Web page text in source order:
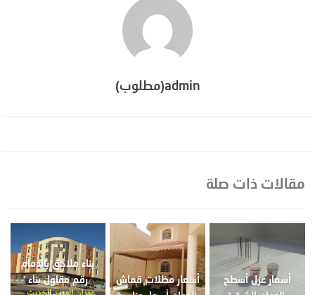
admin(مطلوب)
مقالات ذات صلة
أسعار عزل أسطح
أسعار مظلات قماش
بناء ملاحق بالدمام
رقم مقاول بناء